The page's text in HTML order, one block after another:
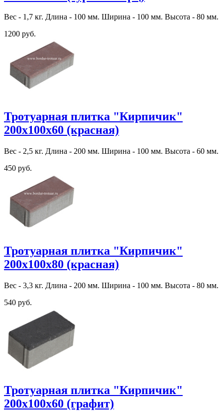
Вес - 1,7 кг. Длина - 100 мм. Ширина - 100 мм. Высота - 80 мм.
1200 руб.
Тротуарная плитка "Кирпичик"
200х100х60 (красная)
Вес - 2,5 кг. Длина - 200 мм. Ширина - 100 мм. Высота - 60 мм.
450 руб.
Тротуарная плитка "Кирпичик"
200х100х80 (красная)
Вес - 3,3 кг. Длина - 200 мм. Ширина - 100 мм. Высота - 80 мм.
540 руб.
Тротуарная плитка "Кирпичик"
200х100х60 (графит)